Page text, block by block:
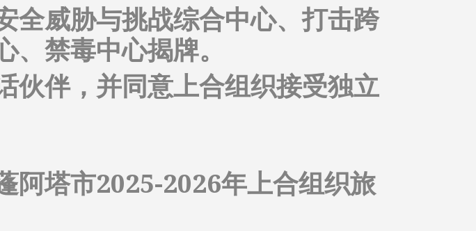
全威胁与挑战综合中心、打击跨
禁毒中心揭牌。
伙伴，并同意上合组织接受独立
阿塔市2025-2026年上合组织旅